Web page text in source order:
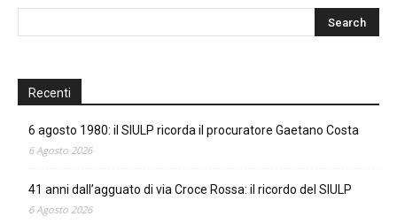
Recenti
6 agosto 1980: il SIULP ricorda il procuratore Gaetano Costa
6 Agosto 2026
41 anni dall’agguato di via Croce Rossa: il ricordo del SIULP
6 Agosto 2026